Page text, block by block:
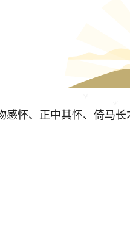
感怀、正中其怀、倚马